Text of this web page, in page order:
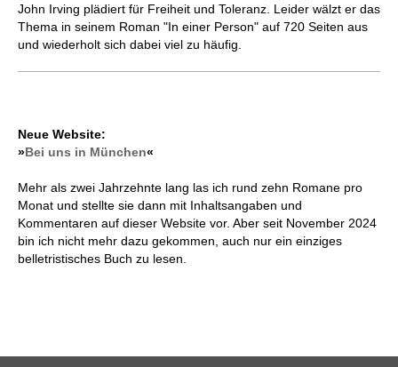
John Irving plädiert für Freiheit und Toleranz. Leider wälzt er das
Thema in seinem Roman "In einer Person" auf 720 Seiten aus
und wiederholt sich dabei viel zu häufig.
Neue Website:
»Bei uns in München«
Mehr als zwei Jahrzehnte lang las ich rund zehn Romane pro
Monat und stellte sie dann mit Inhaltsangaben und
Kommentaren auf dieser Website vor. Aber seit November 2024
bin ich nicht mehr dazu gekommen, auch nur ein einziges
belletristisches Buch zu lesen.